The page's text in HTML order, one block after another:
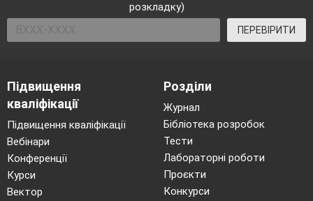
розкладку)
ПЕРЕВІРИТИ
Підвищення
кваліфікації
Підвищення кваліфікації
Вебінари
Конференції
Курси
Вектор
Розділи
Журнал
Бібліотека розробок
Тести
Лабораторні роботи
Проєкти
Конкурси